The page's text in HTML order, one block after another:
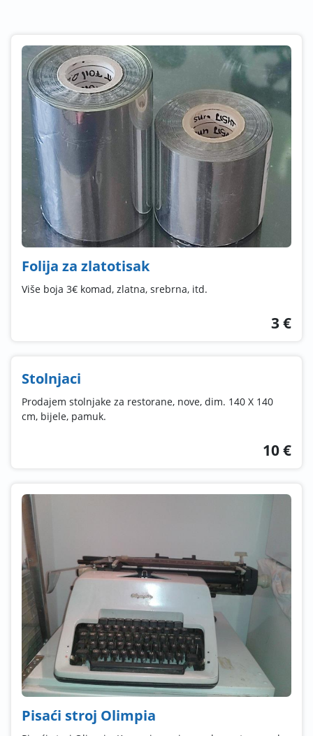
Folija za zlatotisak
Više boja 3€ komad, zlatna, srebrna, itd.
3 €
Stolnjaci
Prodajem stolnjake za restorane, nove, dim. 140 X 140
cm, bijele, pamuk.
10 €
Pisaći stroj Olimpia